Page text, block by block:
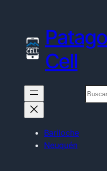
Cell
Bariloche
Neuquén
Buscar